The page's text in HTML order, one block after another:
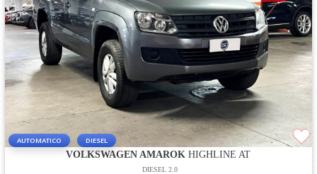
AUTOMATICO DIESEL
VOLKSWAGEN AMAROK HIGHLINE AT
DIESEL 2.0